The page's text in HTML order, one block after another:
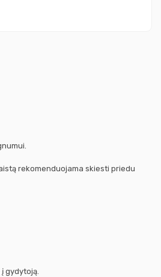
rekomenduojama skiesti priedu
gydytoją.